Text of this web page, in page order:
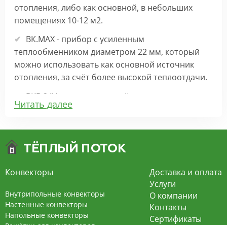
отопления, либо как основной, в небольших
помещениях 10-12 м2.
ВК.МАХ - прибор с усиленным
теплообменником диаметром 22 мм, который
можно использовать как основной источник
отопления, за счёт более высокой теплоотдачи.
ВКВ 24V – внутрипольный конвектор
отопления с вентилятором на 24В подходит для
экономит электроэнергию и бесшумно работает.
конвекцией на 220В. За счет тангенциального
вентилятора создает принудительную
конвекцию, что позволяет обогревать
помещения большой площади.
Читать далее
Конвекторы
Внутрипольные конвекторы
Настенные конвекторы
Напольные конвекторы
Доставка и оплата
Услуги
О компании
Контакты
Сертификаты